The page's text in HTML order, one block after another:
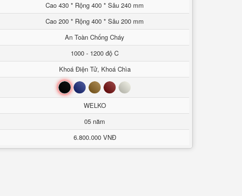
Cao 430 * Rộng 400 * Sâu 240 mm
Cao 200 * Rộng 400 * Sâu 200 mm
An Toàn Chống Cháy
1000 - 1200 độ C
Khoá Điện Tử, Khoá Chìa
Đen Xanh Nâu Đỏ Trắng
WELKO
05 năm
6.800.000 VNĐ